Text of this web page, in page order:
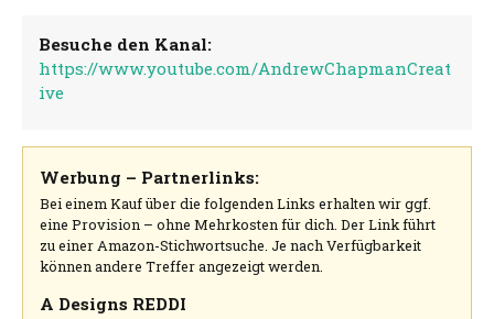
Besuche den Kanal:
https://www.youtube.com/AndrewChapmanCreat
ive
Werbung – Partnerlinks:
Bei einem Kauf über die folgenden Links erhalten wir ggf.
eine Provision – ohne Mehrkosten für dich. Der Link führt
zu einer Amazon-Stichwortsuche. Je nach Verfügbarkeit
können andere Treffer angezeigt werden.
A Designs REDDI